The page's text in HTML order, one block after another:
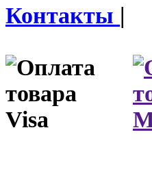
Контакты |